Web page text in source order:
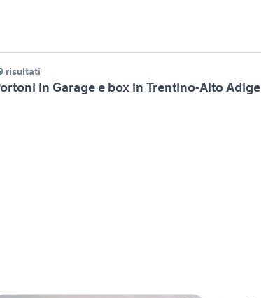
risultati
in Garage e box in Trentino-Alto Adige